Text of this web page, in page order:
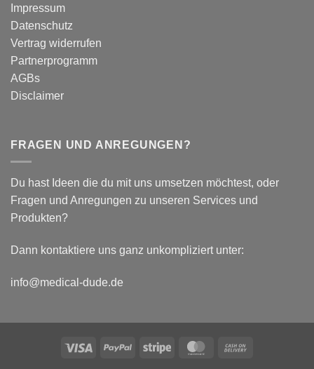
Impressum
Datenschutz
Vertrag widerrufen
Partnerprogramm
AGBs
Disclaimer
FRAGEN UND ANREGUNGEN?
Du hast Ideen die du mit uns umsetzen möchtest, oder
Fragen und Anregungen zu unseren Services und
Produkten?
Dann kontaktiere uns ganz unkompliziert unter:
info@medical-dude.de
Visa PayPal Stripe MasterCard